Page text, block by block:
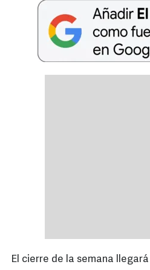
El cierre de la semana